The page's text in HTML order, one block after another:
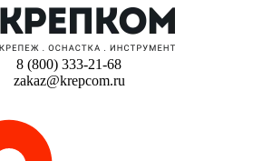
8 (800) 333-21-68
zakaz@krepcom.ru